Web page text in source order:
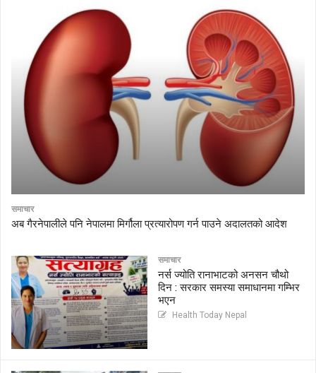
समाचार
अब गैरनेपालीले पनि नेपालमा मिर्गौला प्रत्यारोपण गर्न पाउने अदालतको आदेश
समाचार
नर्स ज्योति रानाभाटको अनसन चौथो
दिन : सरकार समस्या समाधानमा गम्भिर
भएन
Health Today Nepal